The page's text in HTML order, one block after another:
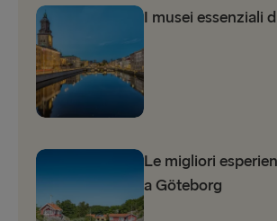
I musei essenziali
Le migliori
a Göteborg